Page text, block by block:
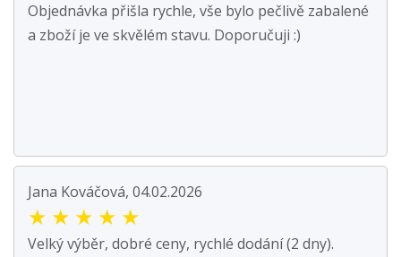
Objednávka přišla rychle, vše bylo pečlivě zabalené
a zboží je ve skvělém stavu. Doporučuji :)
Jana Kováčová, 04.02.2026
★ ★ ★ ★ ★
Velký výběr, dobré ceny, rychlé dodání (2 dny).